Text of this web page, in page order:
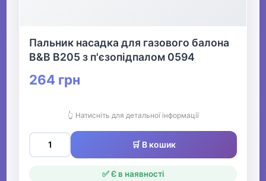
Пальник насадка для газового балона
B&B B205 з п'єзопідпалом 0594
264 грн
👆 Натисніть для детальної інформації
🛒 В кошик
✅ Є в наявності